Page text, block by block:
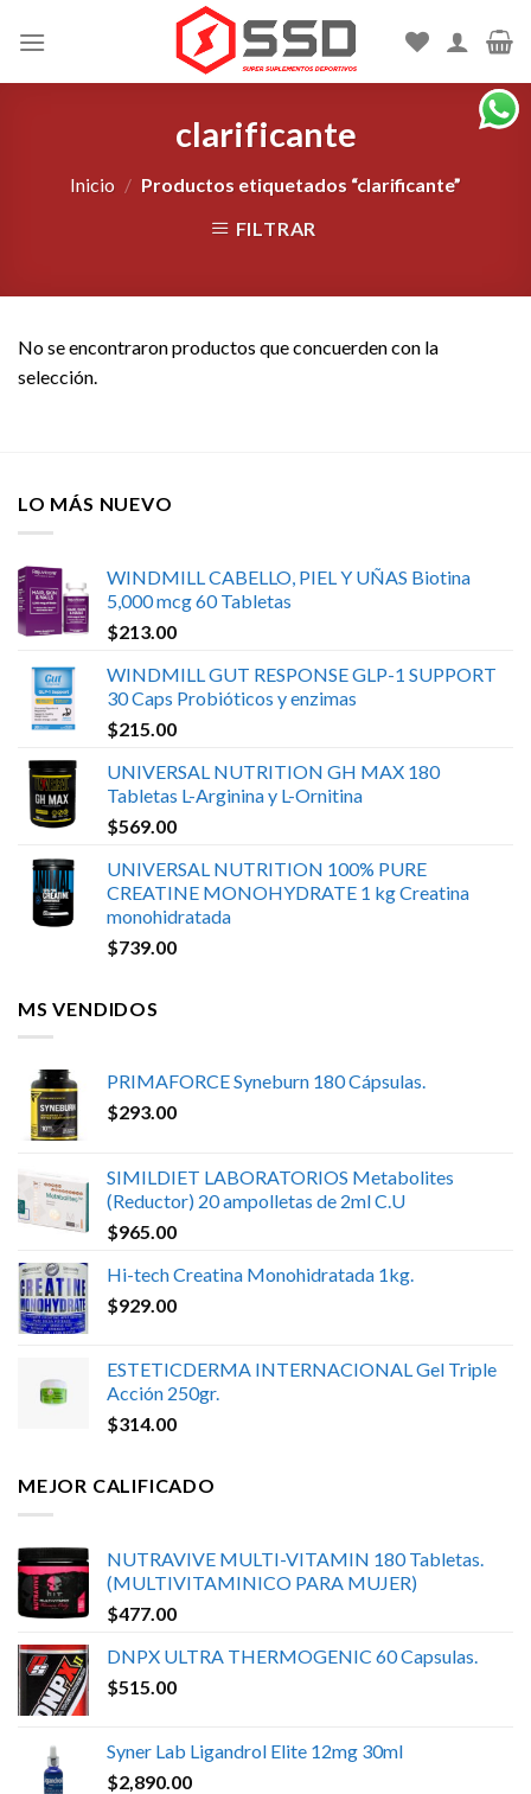
clarificante
Inicio / Productos etiquetados “clarificante”
FILTRAR
No se encontraron productos que concuerden con la
selección.
LO MÁS NUEVO
WINDMILL CABELLO, PIEL Y UÑAS Biotina
5,000 mcg 60 Tabletas
$213.00
WINDMILL GUT RESPONSE GLP-1 SUPPORT
30 Caps Probióticos y enzimas
$215.00
UNIVERSAL NUTRITION GH MAX 180
Tabletas L-Arginina y L-Ornitina
$569.00
UNIVERSAL NUTRITION 100% PURE
CREATINE MONOHYDRATE 1 kg Creatina
monohidratada
$739.00
MS VENDIDOS
PRIMAFORCE Syneburn 180 Cápsulas.
$293.00
SIMILDIET LABORATORIOS Metabolites
(Reductor) 20 ampolletas de 2ml C.U
$965.00
Hi-tech Creatina Monohidratada 1kg.
$929.00
ESTETICDERMA INTERNACIONAL Gel Triple
Acción 250gr.
$314.00
MEJOR CALIFICADO
NUTRAVIVE MULTI-VITAMIN 180 Tabletas.
(MULTIVITAMINICO PARA MUJER)
$477.00
DNPX ULTRA THERMOGENIC 60 Capsulas.
$515.00
Syner Lab Ligandrol Elite 12mg 30ml
$2,890.00